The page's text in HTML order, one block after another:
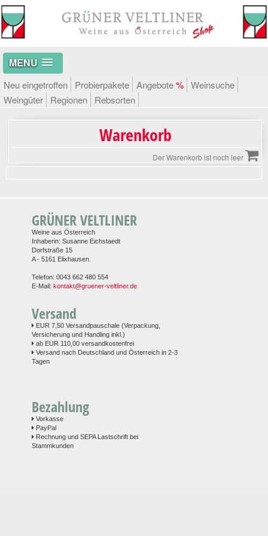
MENU
Neu eingetroffen Probierpakete Angebote% Weinsuche
Weingüter
Regionen Rebsorten
Warenkorb
Der Warenkorb ist noch leer
GRÜNER VELTLINER
Weine aus Österreich
Inhaberin: Susanne Eichstaedt
Dorfstraße 15
A - 5161 Elixhausen
Telefon: 0043 662 480 554
E-Mail: kontakt@gruener-veltliner.de
Versand
EUR 7,50 Versandpauschale (Verpackung,
Versicherung und Handling inkl.)
ab EUR 110,00 versandkostenfrei
Versand nach Deutschland und Österreich in 2-3
Tagen
Bezahlung
Vorkasse
PayPal
Rechnung und SEPA Lastschrift bei
Stammkunden